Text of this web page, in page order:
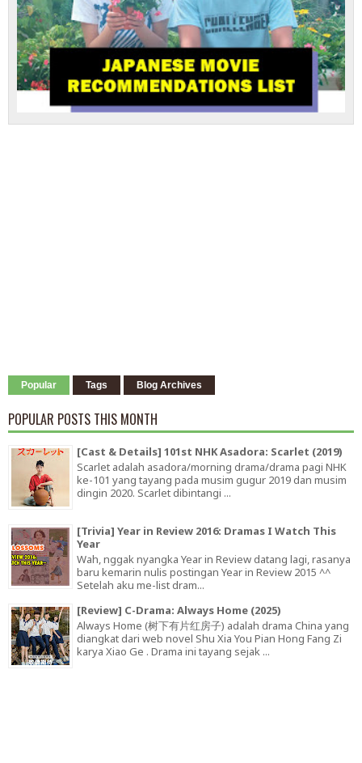
Popular Tags Blog Archives
POPULAR POSTS THIS MONTH
[Cast & Details] 101st NHK Asadora: Scarlet (2019)
Scarlet adalah asadora/morning drama/drama pagi NHK
ke-101 yang tayang pada musim gugur 2019 dan musim
dingin 2020. Scarlet dibintangi ...
[Trivia] Year in Review 2016: Dramas I Watch This
Year
Wah, nggak nyangka Year in Review datang lagi, rasanya
baru kemarin nulis postingan Year in Review 2015 ^^
Setelah aku me-list dram...
[Review] C-Drama: Always Home (2025)
Always Home (树下有片红房子) adalah drama China yang
diangkat dari web novel Shu Xia You Pian Hong Fang Zi
karya Xiao Ge . Drama ini tayang sejak ...